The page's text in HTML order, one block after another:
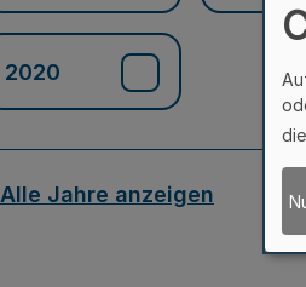
2020
Alle Jahre anzeigen
die